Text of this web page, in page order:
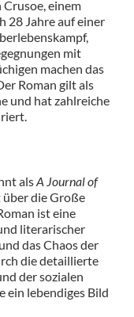
einem
28 Jahre auf einer
mit
machen das
Roman gilt als
und hat zahlreiche
alsA Journal of
die Große
ist eine
literarischer
das Chaos der
die detaillierte
der sozialen
ein lebendiges Bild